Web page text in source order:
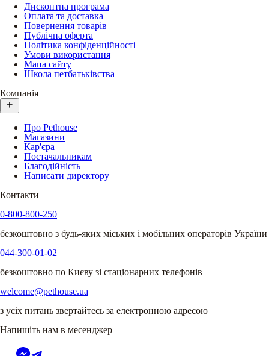
Дисконтна програма
Оплата та доставка
Повернення товарів
Публічна оферта
Політика конфіденційності
Умови використання
Мапа сайту
Школа петбатьківства
Компанія
Про Pethouse
Магазини
Кар'єра
Постачальникам
Благодійність
Написати директору
Контакти
0-800-800-250
безкоштовно з будь-яких міських і мобільних операторів України
044-300-01-02
безкоштовно по Києву зі стаціонарних телефонів
welcome@pethouse.ua
з усіх питань звертайтесь за електронною адресою
Напишіть нам в месенджер